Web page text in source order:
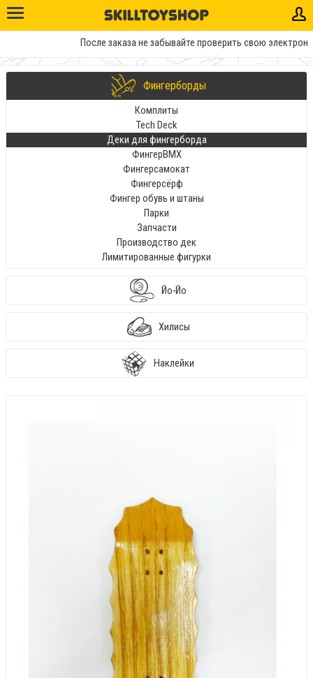
После заказа не забывайте проверить свою
Фингерборды
Комплиты
Tech Deck
Деки для фингерборда
ФингерBMX
Фингерсамокат
Фингерсёрф
Фингер обувь и штаны
Парки
Запчасти
Производство дек
Лимитированные фигурки
Йо-Йо
Хилисы
Наклейки